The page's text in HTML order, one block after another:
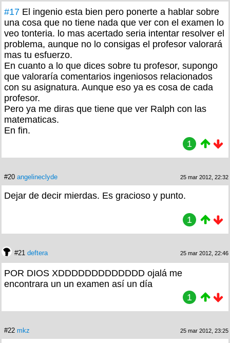
#17 El ingenio esta bien pero ponerte a hablar sobre
una cosa que no tiene nada que ver con el examen lo
veo tonteria. lo mas acertado seria intentar resolver el
problema, aunque no lo consigas el profesor valorará
mas tu esfuerzo.
En cuanto a lo que dices sobre tu profesor, supongo
que valoraría comentarios ingeniosos relacionados
con su asignatura. Aunque eso ya es cosa de cada
profesor.
Pero ya me diras que tiene que ver Ralph con las
matematicas.
En fin.
1
#20 angelineclyde 25 mar 2012, 22:32
Dejar de decir mierdas. Es gracioso y punto.
1
#21 deftera 25 mar 2012, 22:46
POR DIOS XDDDDDDDDDDDDD ojalá me
encontrara un un examen así un día
1
#22 mkz 25 mar 2012, 23:25